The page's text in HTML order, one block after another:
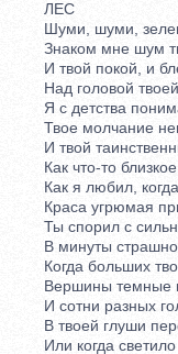
ЛЕС
Шуми, шуми,
Знаком мне шум
И твой покой, и
Над головой твоей
Я с детства
Твое молчание
И твой
Как что-то
Как я любил, когда
Краса угрюмая
Ты спорил с
В минуты
Когда больших
Вершины темные
И сотни разных
В твоей глуши
Или когда светило